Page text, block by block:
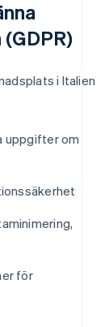
i Italien
uppgifter om
för